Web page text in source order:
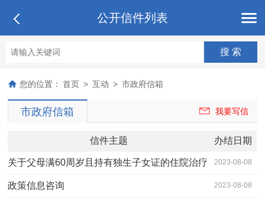
公开信件列表
您的位置： 首页 > 互动 > 市政府信箱
我要写信
市政府信箱
信件主题 办结日期
关于父母满60周岁且持有独生子女证的住院治疗
的，子女享…
2023-08-08
政策信息咨询 2023-08-08